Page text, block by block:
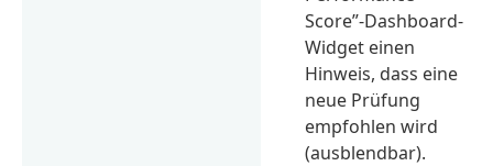
Score”-Dashboard-
Widget einen
Hinweis, dass eine
neue Prüfung
empfohlen wird
(ausblendbar).